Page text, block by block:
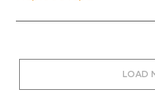
LOAD